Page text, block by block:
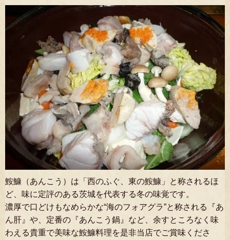
鮟鱇（あんこう）は「西のふぐ、東の鮟鱇」と称されるほ
ど、味に定評のある茨城を代表する冬の味覚です。
濃厚で口どけもなめらかな“海のフォアグラ”と称される『あ
ん肝』や、定番の『あんこう鍋』など、余すところなく味
わえる貴重で美味な鮟鱇料理を是非当店でご賞味くださ